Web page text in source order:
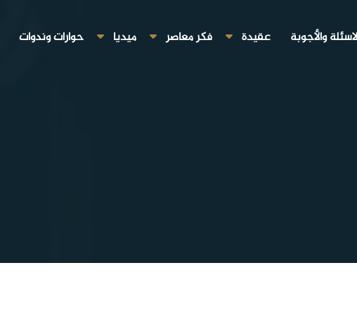
والأجوبة عقيدة فكر معاصر ميديا حوارات وندوات